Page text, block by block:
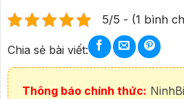
5/5 - (1 bình
Chia sẻ bài viết:
Thông báo chính thức: